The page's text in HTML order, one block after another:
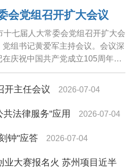
会党组召开扩大会议
十七届人大常委会党组召开扩大会
组书记黄爱军主持会议。会议深
庆祝中国共产党成立105周年大
深入学习领会习近平党建思想的
基础和理论渊源...
开主任会议 2026-07-04
法律服务"应用 2026-07-04
钟"应答 2026-07-04
业大赛报名火 苏州项目近半